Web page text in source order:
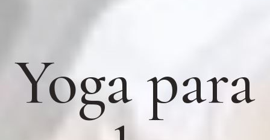
Yoga para